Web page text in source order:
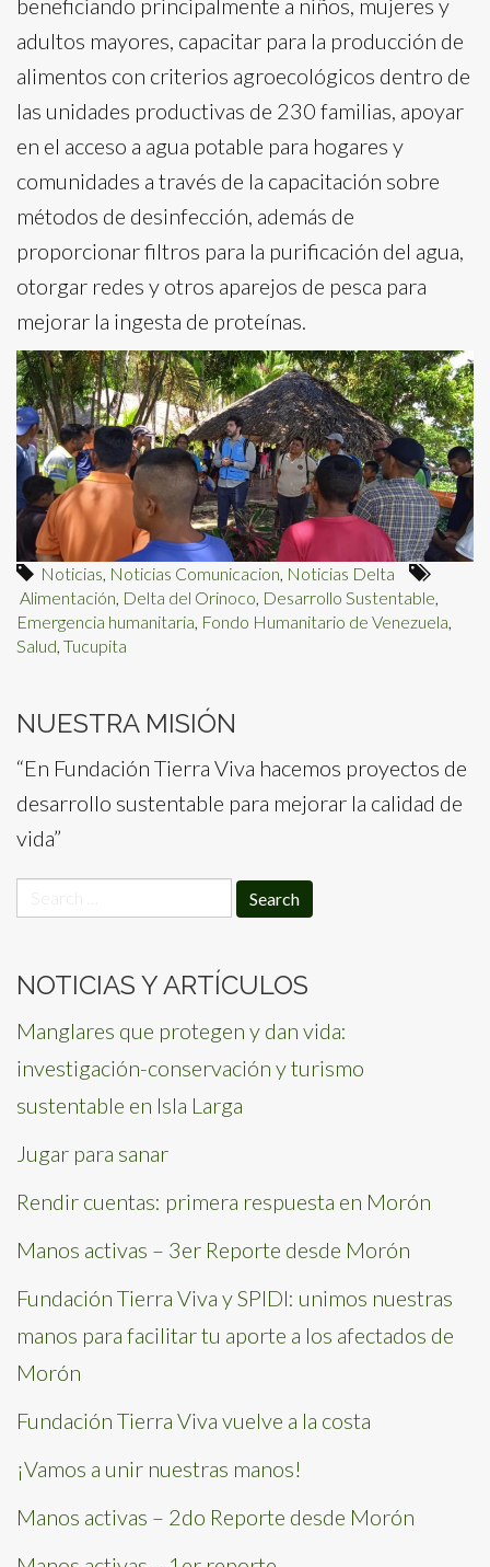
beneficiando principalmente a niños, mujeres y
adultos mayores, capacitar para la producción de
alimentos con criterios agroecológicos dentro de
las unidades productivas de 230 familias, apoyar
en el acceso a agua potable para hogares y
comunidades a través de la capacitación sobre
métodos de desinfección, además de
proporcionar filtros para la purificación del agua,
otorgar redes y otros aparejos de pesca para
mejorar la ingesta de proteínas.
Noticias Noticias Comunicacion Noticias Delta
Alimentación Delta del Orinoco Desarrollo Sustentable
Emergencia humanitaria Fondo Humanitario de Venezuela
Salud Tucupita
NUESTRA MISIÓN
“En Fundación Tierra Viva hacemos proyectos de
desarrollo sustentable para mejorar la calidad de
vida”
for:
NOTICIAS Y ARTÍCULOS
Manglares que protegen y dan vida:
investigación-conservación y turismo
sustentable en Isla Larga
Jugar para sanar
Rendir cuentas: primera respuesta en Morón
Manos activas – 3er Reporte desde Morón
Fundación Tierra Viva y SPIDI: unimos nuestras
manos para facilitar tu aporte a los afectados de
Morón
Fundación Tierra Viva vuelve a la costa
¡Vamos a unir nuestras manos!
Manos activas – 2do Reporte desde Morón